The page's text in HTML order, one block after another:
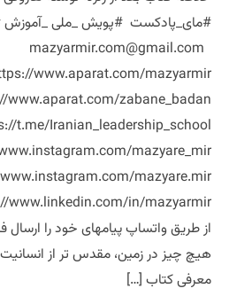
#مای_پادکست #پویش _ملی _آموزش
mazyarmir.com@gmail.com
www.aparat.com/mazyarmir
www.aparat.com/zabane_badan
t.me/Iranian_leadership_school
mazyare_mir
mazyare.mir
هیچ چیز در زمین، مقدس تر از
معرفی کتاب […]